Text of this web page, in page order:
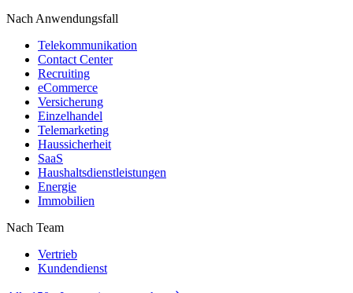
Nach Anwendungsfall
Telekommunikation
Contact Center
Recruiting
eCommerce
Versicherung
Einzelhandel
Telemarketing
Haussicherheit
SaaS
Haushaltsdienstleistungen
Energie
Immobilien
Nach Team
Vertrieb
Kundendienst